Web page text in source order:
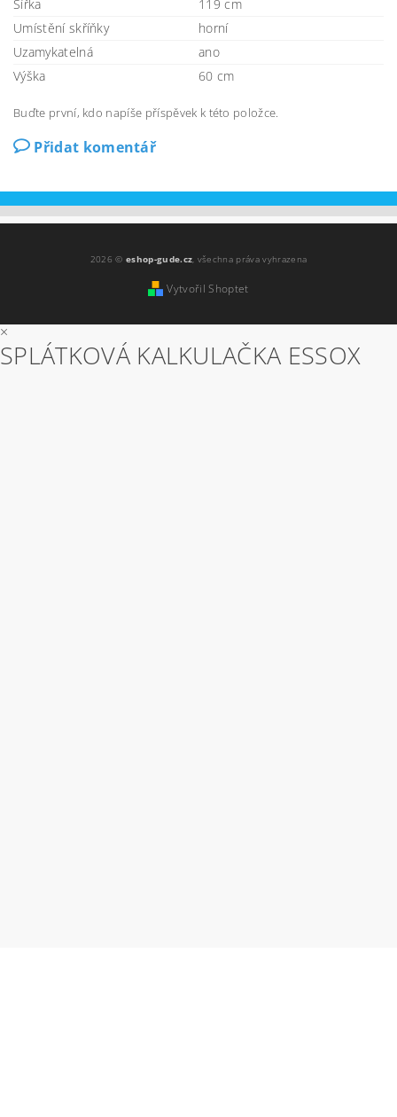
Šířka
119 cm
Umístění skříňky
horní
Uzamykatelná
ano
Výška
60 cm
Buďte první, kdo napíše příspěvek k této položce.
Přidat komentář
2026 ©eshop-gude.cz, všechna práva vyhrazena
Vytvořil Shoptet
×
SPLÁTKOVÁ KALKULAČKA ESSOX